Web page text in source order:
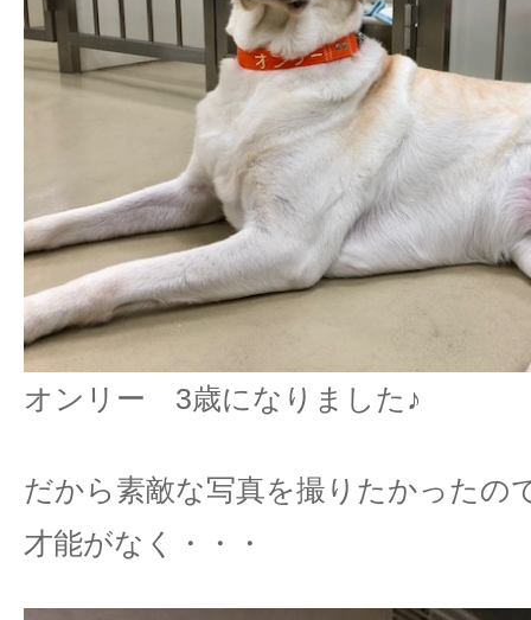
オンリー 3歳になりました♪
だから素敵な写真を撮りたかったの
才能がなく・・・